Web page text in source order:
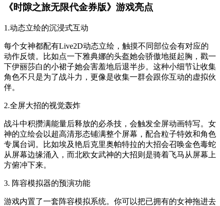
《时隙之旅无限代金券版》游戏亮点
1.动态立绘的沉浸式互动
每个女神都配有Live2D动态立绘，触摸不同部位会有对应的
动作反馈。比如点一下雅典娜的头盔她会骄傲地挺起胸，戳一
下伊丽莎白的小裙子她会害羞地后退半步。这种小细节让收集
角色不只是为了战斗力，更像是收集一群会跟你互动的虚拟伙
伴。
2.全屏大招的视觉轰炸
战斗中积攒满能量后释放的必杀技，会触发全屏动画特写。女
神的立绘会以超高清形态铺满整个屏幕，配合粒子特效和角色
专属台词。比如埃及艳后克里奥帕特拉的大招会召唤金色毒蛇
从屏幕边缘涌入，而北欧女武神的大招则是骑着飞马从屏幕上
方俯冲下来。
3. 阵容模拟器的预演功能
游戏内置了一套阵容模拟系统。你可以把已拥有的女神拖进去